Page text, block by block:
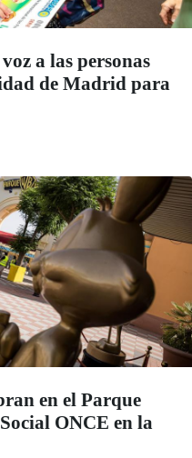
a las personas
de Madrid para
en el Parque
ONCE en la